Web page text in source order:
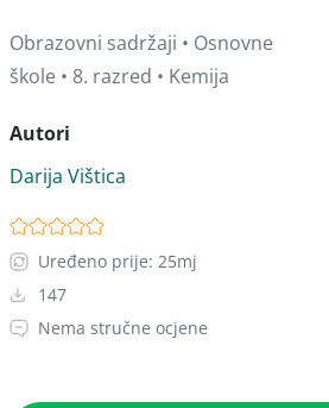
Obrazovni sadržaji • Osnovne
škole • 8. razred • Kemija
Autori
Darija Vištica
Uređeno prije: 25mj
147
Nema stručne ocjene